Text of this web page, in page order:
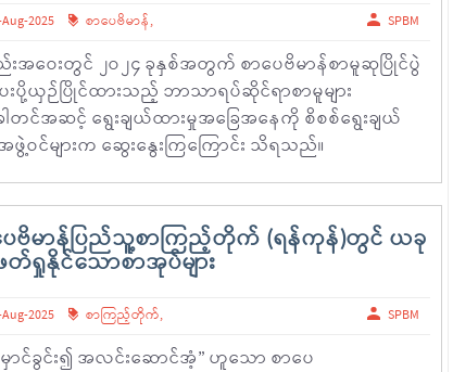
2025 စာပေဗိမာန်, SPBM
အဝေးတွင် ၂ဝ၂၄ ခုနှစ်အတွက် စာပေဗိမာန်စာမူဆုပြိုင်ပွဲ
းပို့ယှဉ်ပြိုင်ထားသည့် ဘာသာရပ်ဆိုင်ရာစာမူများ
တင်အဆင့် ရွေးချယ်ထားမှုအခြေအနေကို စိစစ်ရွေးချယ်
ဖွဲ့ဝင်များက ဆွေးနွေးကြကြောင်း သိရသည်။
ေဗိမာန်ပြည်သူ့စာကြည့်တိုက် (ရန်ကုန်)တွင် ယခု
ရှုနိုင်သောစာအုပ်များ
2025 စာကြည့်တိုက်, SPBM
ာင်ခွင်း၍ အလင်းဆောင်အံ့” ဟူသော စာပေ